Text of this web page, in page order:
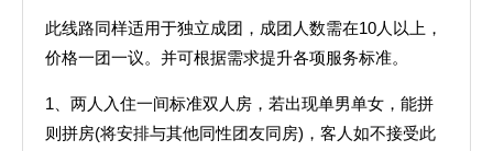
此线路同样适用于独立成团，成团人数需在10人以上，
价格一团一议。并可根据需求提升各项服务标准。
1、两人入住一间标准双人房，若出现单男单女，能拼
则拼房(将安排与其他同性团友同房)，客人如不接受此